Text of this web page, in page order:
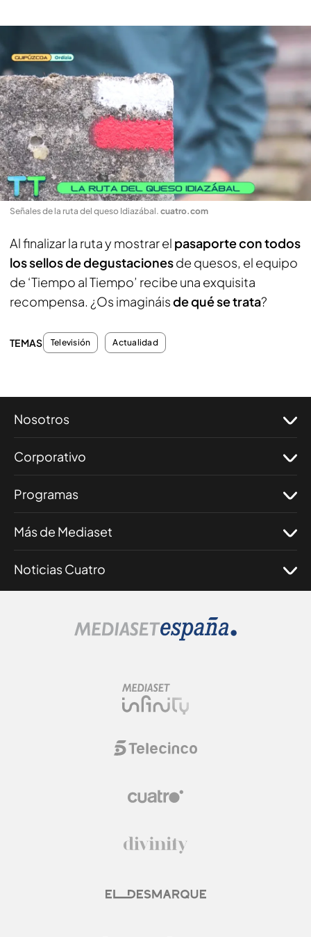
Señales de la ruta del queso Idiazábal. cuatro.com
Al finalizar la ruta y mostrar el pasaporte con todos
los sellos de degustacionesde quesos, el equipo
de ‘Tiempo al Tiempo’ recibe una exquisita
recompensa. ¿Os imagináisde qué se trata?
TEMAS Televisión Actualidad
Nosotros
Corporativo
Programas
Más de Mediaset
Noticias Cuatro